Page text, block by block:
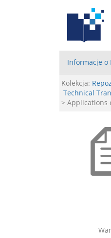
Informacje o
Kolekcja:
Technical
> Applications